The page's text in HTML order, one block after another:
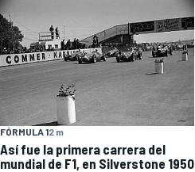
FÓRMULA 12 m
Así fue la primera carrera del
mundial de F1, en Silverstone 1950